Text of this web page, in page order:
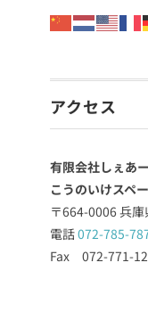
アクセス
有限会社しぇあ
こうのいけスペ
〒664-0006 兵
電話072-785-
Fax 072-771-